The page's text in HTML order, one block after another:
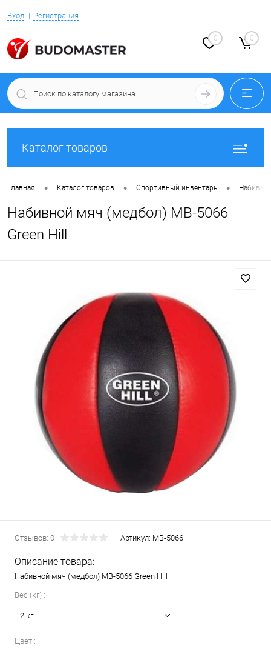
Вход Регистрация
0 0
Каталог товаров
Главная • Каталог товаров • Спортивный инвентарь •
Набивной мяч (медбол) MB-5066
Green Hill
Отзывов: 0 Артикул: MB-5066
Описание товара:
Набивной мяч (медбол) MB-5066 Green Hill
Вес (кг) :
2 кг
Цвет :